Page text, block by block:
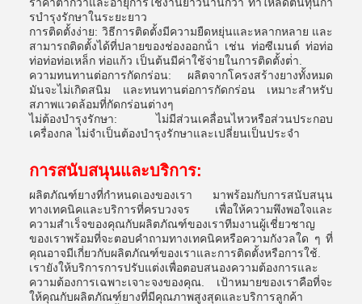
รบํารุงรักษาในระยะยาว
การติดตั้งง่าย: วิธีการติดตั้งมีความยืดหยุ่นและหลากหลาย และ
สามารถติดตั้งได้ที่ปลายของช่องออกน้ํา เช่น ท่อซีเมนต์ ท่อท่อ
ท่อท่อท่อเหล็ก ท่อแก้ว เป็นต้นมีค่าใช้จ่ายในการติดตั้งต่ํา.
ความทนทานต่อการกัดกร่อน: ผลิตจากโครงสร้างยางทั้งหมด
มันจะไม่เกิดสนิม และทนทานต่อการกัดกร่อน เหมาะสําหรับ
สภาพแวดล้อมที่กัดกร่อนต่างๆ
ไม่ต้องบํารุงรักษา: ไม่มีส่วนเคลื่อนไหวหรือส่วนประกอบ
เครื่องกล ไม่จําเป็นต้องบํารุงรักษาและเปลี่ยนเป็นประจํา
การสนับสนุนและบริการ:
ผลิตภัณฑ์ยางที่กําหนดเองของเรา มาพร้อมกับการสนับสนุน
ทางเทคนิคและบริการที่ครบวงจร เพื่อให้ความพึงพอใจและ
ความสําเร็จของคุณกับผลิตภัณฑ์ของเราทีมงานผู้เชี่ยวชาญ
ของเราพร้อมที่จะตอบคําถามทางเทคนิคหรือความกังวลใด ๆ ที่
คุณอาจมีเกี่ยวกับผลิตภัณฑ์ของเราและการติดตั้งหรือการใช้.
เรายังให้บริการการปรับแต่งเพื่อตอบสนองความต้องการและ
ความต้องการเฉพาะเจาะจงของคุณ. เป้าหมายของเราคือที่จะ
ให้คุณกับผลิตภัณฑ์ยางที่มีคุณภาพสูงสุดและบริการลูกค้า